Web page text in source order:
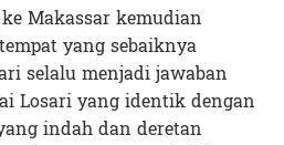
Makassar kemudian
yang sebaiknya
selalu menjadi jawaban
Losari yang identik dengan
indah dan deretan